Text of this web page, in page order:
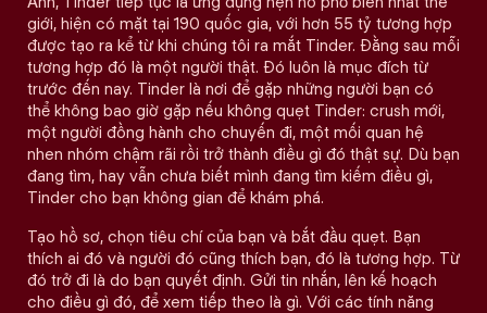
giới, hiện có mặt tại 190 quốc gia, với hơn 55 tỷ tương hợp
được tạo ra kể từ khi chúng tôi ra mắt Tinder. Đằng sau mỗi
tương hợp đó là một người thật. Đó luôn là mục đích từ
trước đến nay. Tinder là nơi để gặp những người bạn có
thể không bao giờ gặp nếu không quẹt Tinder: crush mới,
một người đồng hành cho chuyến đi, một mối quan hệ
nhen nhóm chậm rãi rồi trở thành điều gì đó thật sự. Dù bạn
đang tìm, hay vẫn chưa biết mình đang tìm kiếm điều gì,
Tinder cho bạn không gian để khám phá.
Tạo hồ sơ, chọn tiêu chí của bạn và bắt đầu quẹt. Bạn
thích ai đó và người đó cũng thích bạn, đó là tương hợp. Từ
đó trở đi là do bạn quyết định. Gửi tin nhắn, lên kế hoạch
cho điều gì đó, để xem tiếp theo là gì. Với các tính năng